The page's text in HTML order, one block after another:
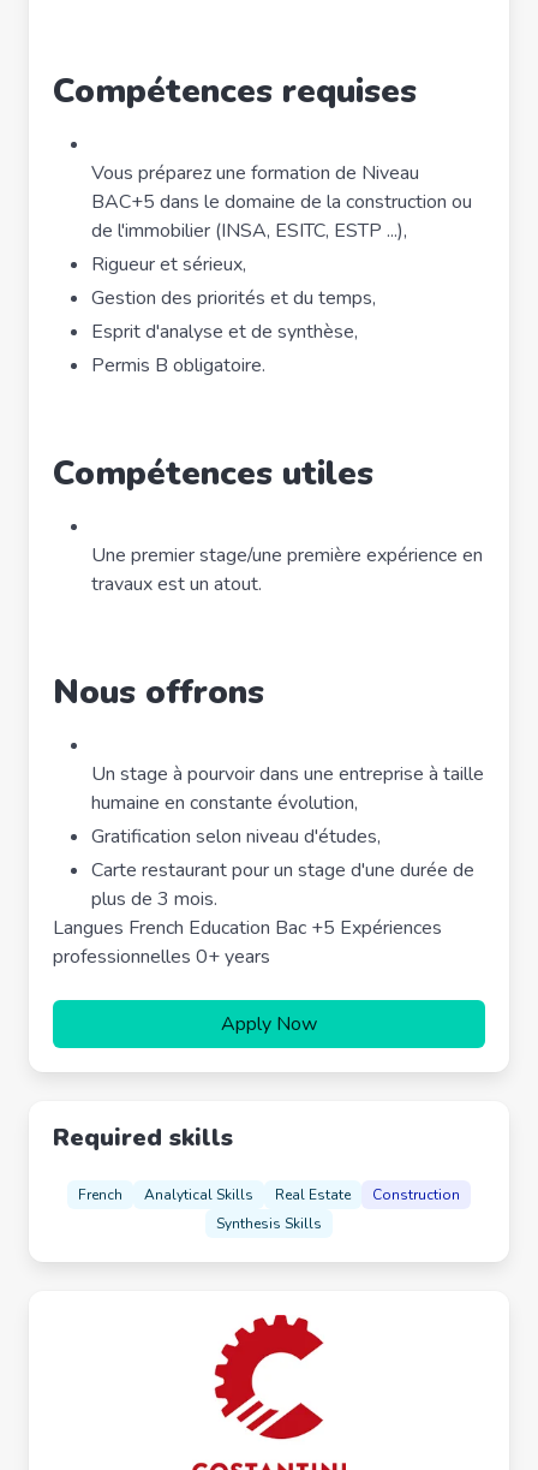
Compétences requises
Vous préparez une formation de Niveau
BAC+5 dans le domaine de la construction ou
de l'immobilier (INSA, ESITC, ESTP ...),
Rigueur et sérieux,
Gestion des priorités et du temps,
Esprit d'analyse et de synthèse,
Permis B obligatoire.
Compétences utiles
Une premier stage/une première expérience en
travaux est un atout.
Nous offrons
Un stage à pourvoir dans une entreprise à taille
humaine en constante évolution,
Gratification selon niveau d'études,
Carte restaurant pour un stage d'une durée de
plus de 3 mois.
Langues French Education Bac +5 Expériences
professionnelles 0+ years
Apply Now
Required skills
French Analytical Skills Real Estate
Construction
Synthesis Skills